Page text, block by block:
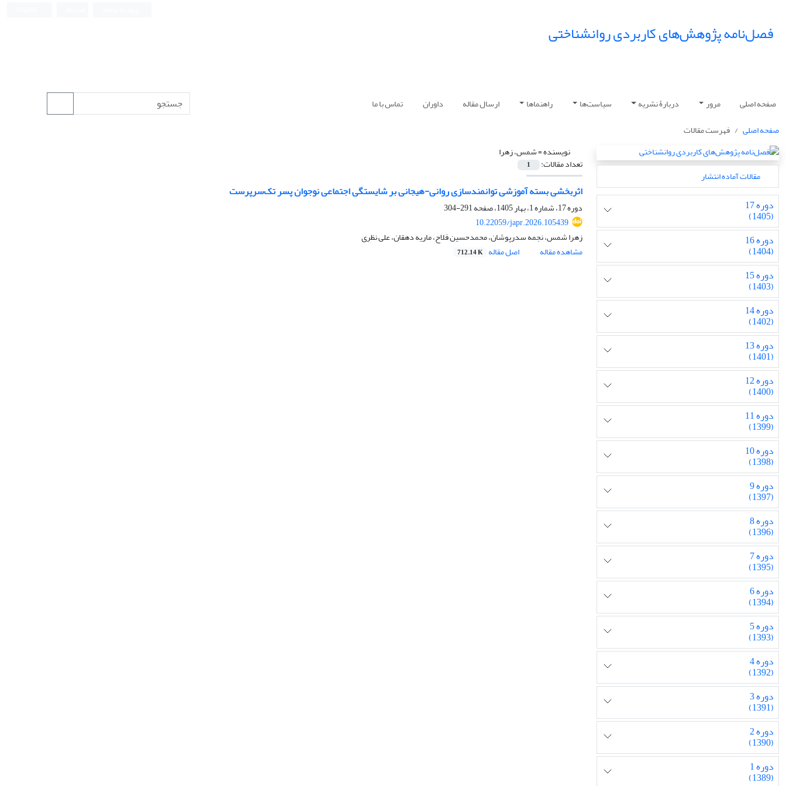
فصل‌نامه پژوهش‌های کاربردی روانشناختی
صفحه اصلی مرور دربارۀ نشریه سیاست‌ها راهنماها ارسال مقاله داوران
تماس با ما
صفحه اصلی
فهرست مقالات
مقالات آماده انتشار
دوره 17
(1405)
دوره 16
(1404)
دوره 15
(1403)
دوره 14
(1402)
دوره 13
(1401)
دوره 12
(1400)
دوره 11
(1399)
دوره 10
(1398)
دوره 9
(1397)
دوره 8
(1396)
دوره 7
(1395)
دوره 6
(1394)
دوره 5
(1393)
دوره 4
(1392)
دوره 3
(1391)
دوره 2
(1390)
دوره 1
(1389)
نویسنده =شمس، زهرا
تعداد مقالات: 1
اثربخشی بسته آموزشی توانمندسازی روانی-هیجانی بر شایستگی اجتماعی نوجوان پسر تک‌سرپرست
دوره 17، شماره 1، بهار 1405، صفحه
291-304
10.22059/japr.2026.105439
زهرا شمس، نجمه سدرپوشان، محمدحسین فلاح، ماریه دهقان، علی نظری
مشاهده مقاله
اصل مقاله 712.14 K